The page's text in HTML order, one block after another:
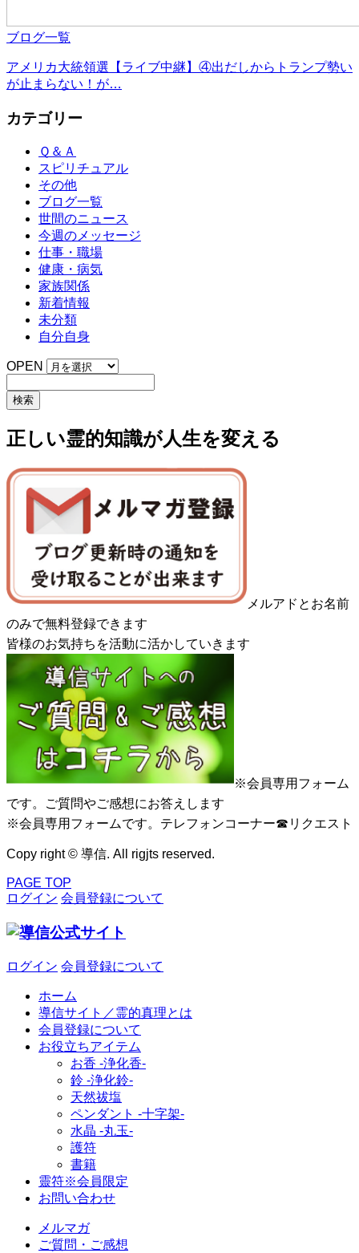
ブログ一覧
アメリカ大統領選【ライブ中継】④出だしからトランプ勢い
が止まらない！が…
カテゴリー
Ｑ＆Ａ
スピリチュアル
その他
ブログ一覧
世間のニュース
今週のメッセージ
仕事・職場
健康・病気
家族関係
新着情報
未分類
自分自身
OPEN
正しい霊的知識が人生を変える
メルアドとお名前
のみで無料登録できます
皆様のお気持ちを活動に活かしていきます
※会員専用フォーム
です。ご質問やご感想にお答えします
※会員専用フォームです。テレフォンコーナー☎リクエスト
Copy right © 導信. All rigjts reserved.
PAGE TOP
ログイン 会員登録について
ログイン 会員登録について
ホーム
導信サイト／霊的真理とは
会員登録について
お役立ちアイテム
お香 ‐浄化香‐
鈴 ‐浄化鈴‐
天然祓塩
ペンダント -十字架-
水晶 -丸玉-
護符
書籍
靈符※会員限定
お問い合わせ
メルマガ
ご質問・ご感想